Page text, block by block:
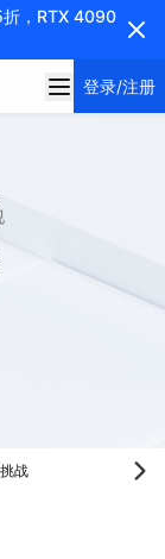
折，RTX 4090
登录/注册
战